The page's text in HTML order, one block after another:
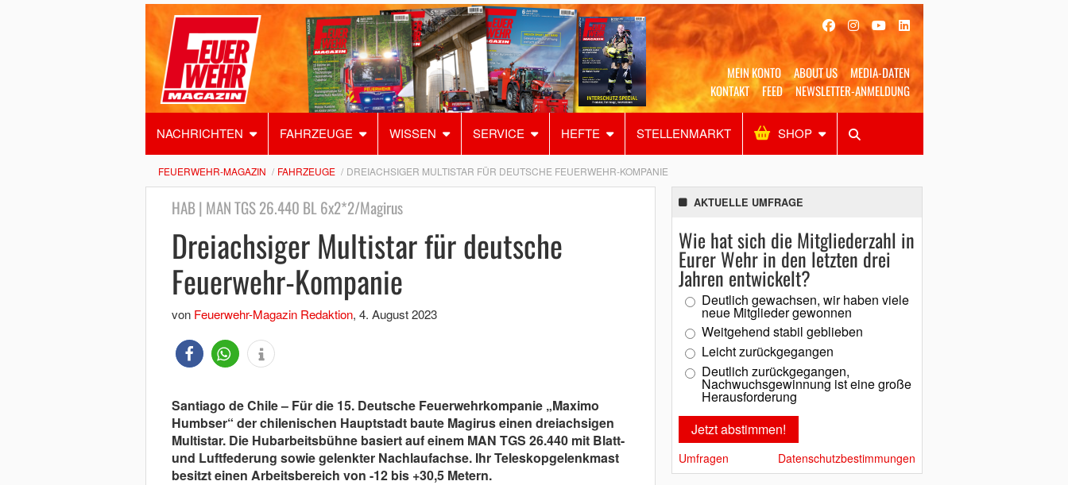
MEIN KONTO ABOUT US
MEDIA-DATEN
KONTAKT
FEED NEWSLETTER-ANMELDUNG
NACHRICHTEN FAHRZEUGE WISSEN SERVICE HEFTE STELLENMARKT SHOP
Alles Shop SUCHEN
FEUERWEHR-MAGAZIN FAHRZEUGE DREIACHSIGER MULTISTAR FÜR DEUTSCHE FEUERWEHR-KOMPANIE
HAB | MAN TGS 26.440 BL 6x2*2/Magirus
Dreiachsiger Multistar für deutsche
Feuerwehr-Kompanie
von Feuerwehr-Magazin Redaktion, 4. August 2023
Santiago de Chile – Für die 15. Deutsche Feuerwehrkompanie „Maximo
Humbser“ der chilenischen Hauptstadt baute Magirus einen dreiachsigen
Multistar. Die Hubarbeitsbühne basiert auf einem MAN TGS 26.440 mit Blatt-
und Luftfederung sowie gelenkter Nachlaufachse. Ihr Teleskopgelenkmast
besitzt einen Arbeitsbereich von -12 bis +30,5 Metern.
AKTUELLE UMFRAGE
Wie hat sich die Mitgliederzahl in
Eurer Wehr in den letzten drei
Jahren entwickelt?
Deutlich gewachsen, wir haben viele
neue Mitglieder gewonnen
Weitgehend stabil geblieben
Leicht zurückgegangen
Deutlich zurückgegangen,
Nachwuchsgewinnung ist eine große
Herausforderung
Umfragen Datenschutzbestimmungen